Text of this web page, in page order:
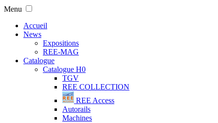
Menu
Accueil
News
Expositions
REE-MAG
Catalogue
Catalogue H0
TGV
REE COLLECTION
REE Access
Autorails
Machines